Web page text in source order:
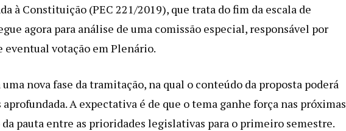
à Constituição (PEC 221/2019), que trata do fim da escala de
agora para análise de uma comissão especial, responsável por
votação em Plenário.
nova fase da tramitação, na qual o conteúdo da proposta poderá
A expectativa é de que o tema ganhe força nas próximas
pauta entre as prioridades legislativas para o primeiro semestre.